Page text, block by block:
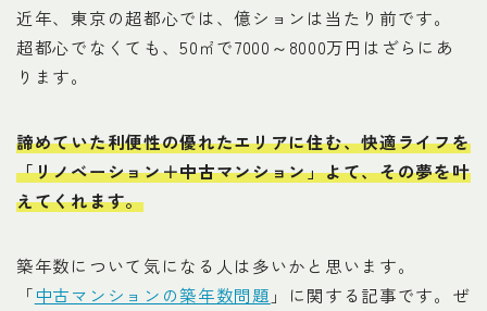
近年、東京の超都心では、億ションは当たり前です。
超都心でなくても、50㎡で7000～8000万円はざらにあ
ります。
諦めていた利便性の優れたエリアに住む、快適ライフを
「リノベーション＋中古マンション」よて、その夢を叶
えてくれます。
築年数について気になる人は多いかと思います。
「中古マンションの築年数問題 」に関する記事です。ぜ